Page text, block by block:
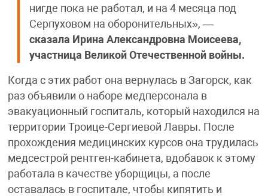
нигде пока не работал, и на 4 месяца под
Серпуховом на оборонительных», —
сказала Ирина Александровна Моисеева,
участница Великой Отечественной войны.
Когда с этих работ она вернулась в Загорск, как
раз объявили о наборе медперсонала в
эвакуационный госпиталь, который находился на
территории Троице-Сергиевой Лавры. После
прохождения медицинских курсов она трудилась
медсестрой рентген-кабинета, вдобавок к этому
работала в качестве уборщицы, а после
оставалась в госпитале, чтобы кипятить и